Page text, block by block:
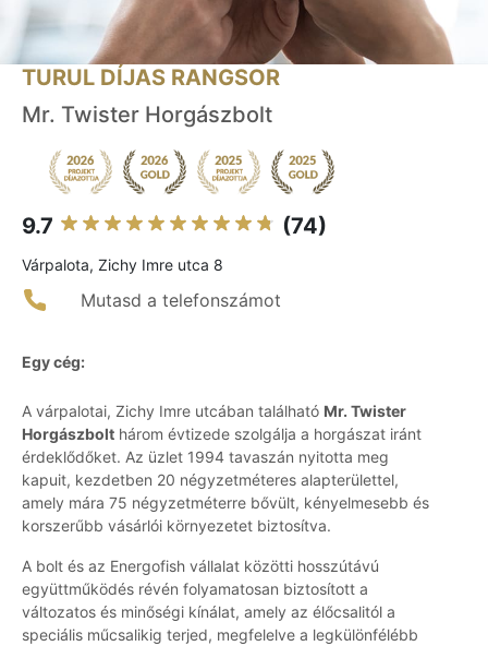
TURUL DÍJAS RANGSOR
Mr. Twister Horgászbolt
9.7 (74)
Várpalota, Zichy Imre utca 8
Mutasd a telefonszámot
Egy cég:
A várpalotai, Zichy Imre utcában található Mr. Twister
Horgászbolt három évtizede szolgálja a horgászat iránt
érdeklődőket. Az üzlet 1994 tavaszán nyitotta meg
kapuit, kezdetben 20 négyzetméteres alapterülettel,
amely mára 75 négyzetméterre bővült, kényelmesebb és
korszerűbb vásárlói környezetet biztosítva.
A bolt és az Energofish vállalat közötti hosszútávú
együttműködés révén folyamatosan biztosított a
változatos és minőségi kínálat, amely az élőcsalitól a
speciális műcsalikig terjed, megfelelve a legkülönfélébb